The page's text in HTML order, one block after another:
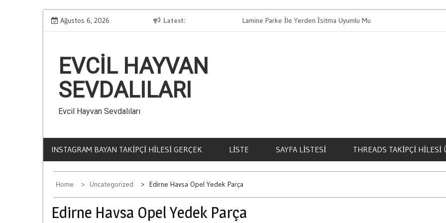
Skip
to
Ağustos 6, 2026 Latest
Kumarin Yasam Standartlarina Etkisi Lamine Parke İle Yerden İsitma Uyumlu Mu
EVCIL HAYVAN
SEVDALILARI
Evcil Hayvan Sevdalıları
INSTAGRAM BAYAN TAKIPÇI HILESI GERÇEK LISTE SAYFA LISTESI THREADS TAKIPÇI HILESI
Home Uncategorized Edirne Havsa Opel Yedek Parça
Edirne Havsa Opel Yedek Parça